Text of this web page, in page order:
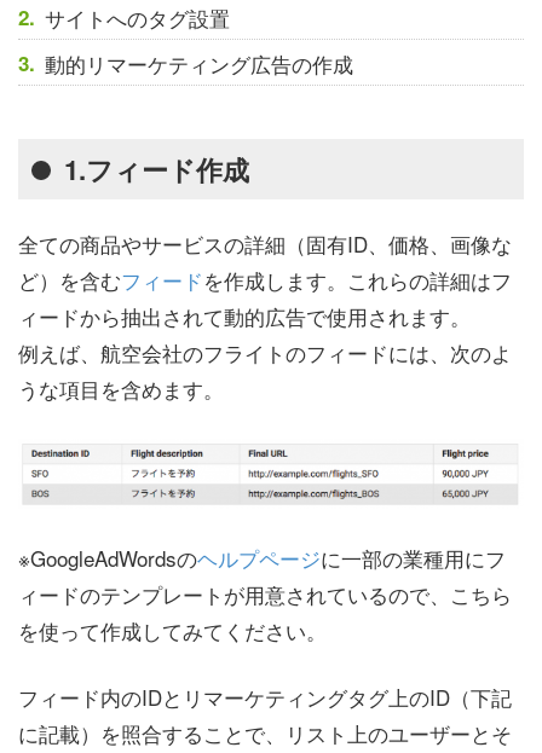
サイトへのタグ設置
動的リマーケティング広告の作成
1.フィード作成
全ての商品やサービスの詳細（固有ID、価格、画像な
ど）を含むフィードを作成します。これらの詳細はフ
ィードから抽出されて動的広告で使用されます。
例えば、航空会社のフライトのフィードには、次のよ
うな項目を含めます。
※GoogleAdWordsのヘルプページに一部の業種用にフ
ィードのテンプレートが用意されているので、こちら
を使って作成してみてください。
フィード内のIDとリマーケティングタグ上のID（下記
に記載）を照合することで、リスト上のユーザーとそ